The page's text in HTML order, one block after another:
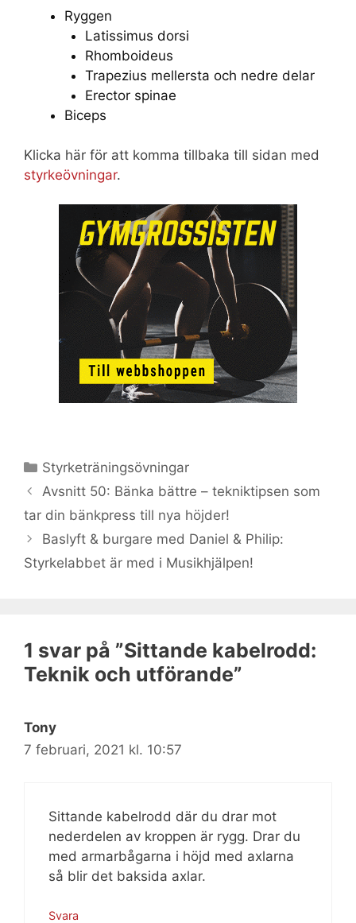
Ryggen
Latissimus dorsi
Rhomboideus
Trapezius mellersta och nedre delar
Erector spinae
Biceps
Klicka här för att komma tillbaka till sidan med
styrkeövningar.
Kategorier
Styrketräningsövningar
Avsnitt 50: Bänka bättre – tekniktipsen som
tar din bänkpress till nya höjder!
Baslyft & burgare med Daniel & Philip:
Styrkelabbet är med i Musikhjälpen!
1 svar på ”Sittande kabelrodd:
Teknik och utförande”
Tony
7 februari, 2021 kl. 10:57
Sittande kabelrodd där du drar mot
nederdelen av kroppen är rygg. Drar du
med armarbågarna i höjd med axlarna
så blir det baksida axlar.
Svara